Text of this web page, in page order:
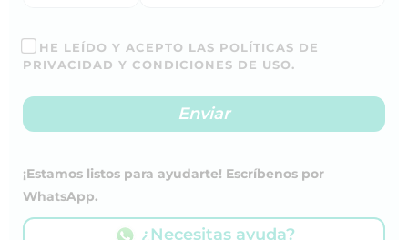
HE LEÍDO Y ACEPTO LAS POLÍTICAS DE
PRIVACIDAD Y CONDICIONES DE USO.
¡Estamos listos para ayudarte! Escríbenos por
WhatsApp.
¿Necesitas ayuda?